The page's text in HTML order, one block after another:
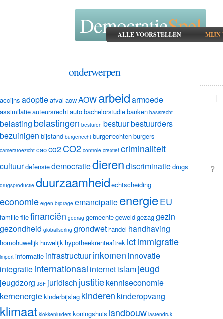
DemocratieSpel
ALLE VOORSTELLEN MIJN
onderwerpen
accijns adoptieafval aowAOWarbeidarmoede
assimilatieauteursrechtautobachelorstudiebanken basisrecht
belasting belastingen besturen bestuurbestuurders
bezuinigen bijstand burgerrecht burgerrechtenburgers
cameratoezicht caoco2CO2 controle creatief criminaliteit
cultuurdefensiedemocratiedierendiscriminatiedrugs
drugsproductie duurzaamheid echtscheiding
economie eigen bijdrage emancipatieenergieEU
familiefilefinanciën gedrag gemeentegeweldgezaggezin
gezondheid globalisering grondwet handel handhaving
homohuwelijk huwelijk hypotheekrenteaftrek ictimmigratie
import informatie infrastructuurinkomen innovatie
integratieinternationaal internetislamjeugd
jeugdzorg JSF juridisch justitiekenniseconomie
kernenergiekinderbijslag kinderen kinderopvang
klimaat klokkenluiders koningshuis landbouw lastendruk
|
?